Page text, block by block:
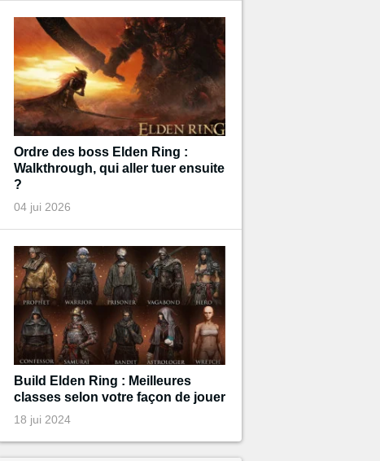
Ordre des boss Elden Ring :
Walkthrough, qui aller tuer ensuite
?
04 jui 2026
Build Elden Ring : Meilleures
classes selon votre façon de jouer
18 jui 2024